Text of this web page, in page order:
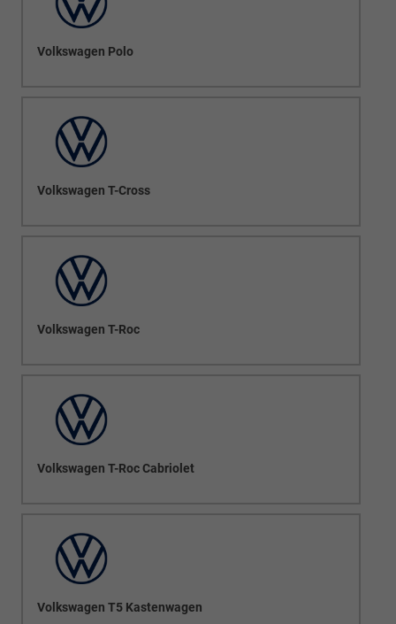
Volkswagen Polo
Volkswagen T-Cross
Volkswagen T-Roc
Volkswagen T-Roc Cabriolet
Volkswagen T5 Kastenwagen